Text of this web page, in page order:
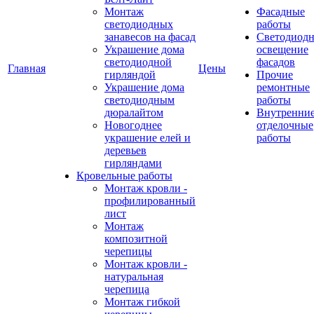
Главная
Монтаж
светодиодных
занавесов на фасад
Украшение дома
светодиодной
гирляндой
Украшение дома
светодиодным
дюралайтом
Новогоднее
украшение елей и
деревьев
гирляндами
Кровельные работы
Монтаж кровли -
профилированный
лист
Монтаж
композитной
черепицы
Монтаж кровли -
натуральная
черепица
Монтаж гибкой
Цены
Фасадные
работы
освещение
фасадов
Прочие
ремонтные
работы
отделочные
работы